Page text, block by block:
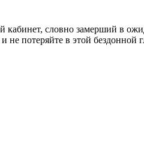
кабинет, словно замерший в
потеряйте в этой бездонной